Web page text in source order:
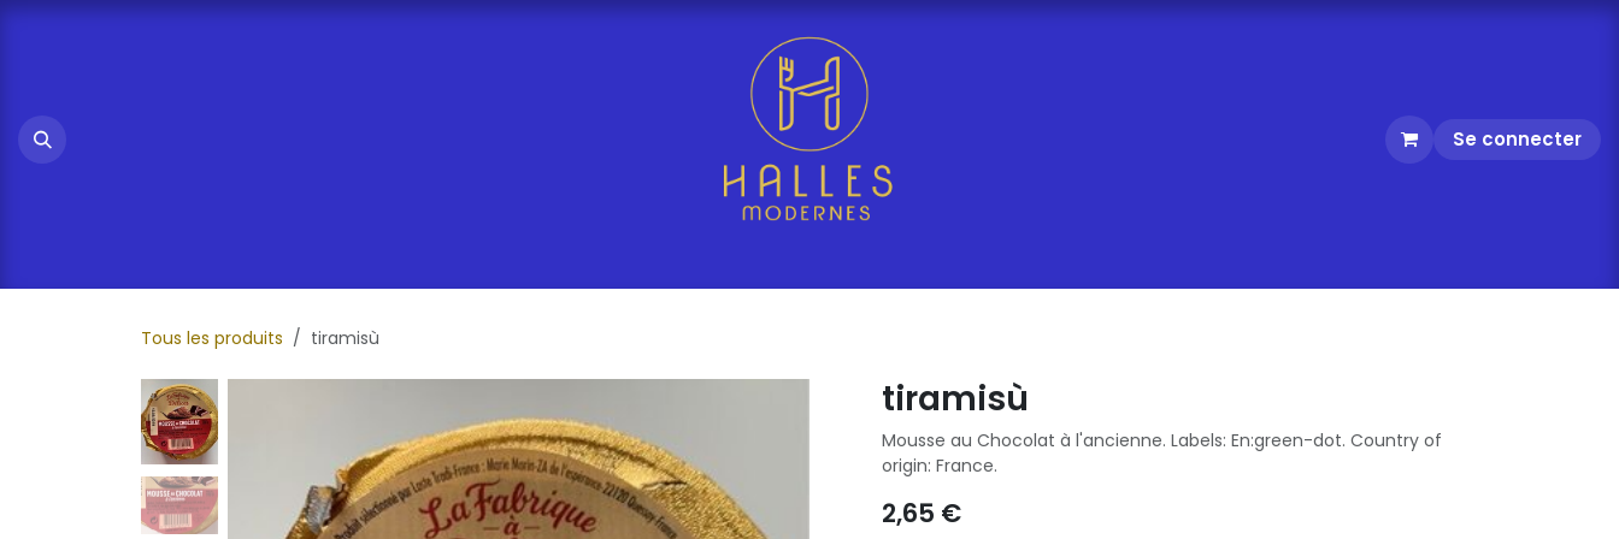
Se rendre au contenu
Se connecter
Tous les produits tiramisù
tiramisù
Mousse au Chocolat à l'ancienne. Labels: En:green-dot. Country of
origin: France.
2,65 €